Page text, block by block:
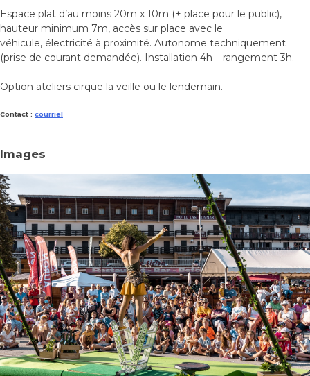
Espace plat d’au moins 20m x 10m (+ place pour le public),
hauteur minimum 7m, accès sur place avec le
véhicule, électricité à proximité. Autonome techniquement
(prise de courant demandée). Installation 4h – rangement 3h.
Option ateliers cirque la veille ou le lendemain.
Contact : courriel
Images